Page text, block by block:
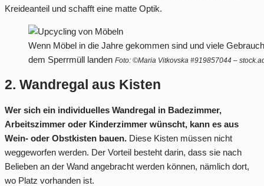
Kreideanteil und schafft eine matte Optik.
Wenn Möbel in die Jahre gekommen sind und viele
dem Sperrmüll landen Foto: ©Maria Vitkovska #919857044 –
2. Wandregal aus Kisten
Wer sich ein individuelles Wandregal in Badezimmer,
Arbeitszimmer oder Kinderzimmer wünscht, kann es aus
Wein- oder Obstkisten bauen. Diese Kisten müssen nicht
weggeworfen werden. Der Vorteil besteht darin, dass sie nach
Belieben an der Wand angebracht werden können, nämlich dort,
wo Platz vorhanden ist.